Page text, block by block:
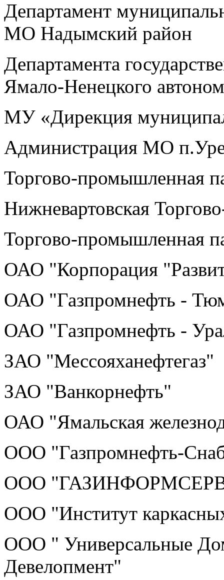
Департамент
МО Надымский район
Департамента
Ямало-Ненецкого
МУ «Дирекция
Администрация МО
Торгово-промышленная
Нижневартовская
Торгово-промышленная
ОАО "Корпорация
ОАО "Газпромнефть -
ОАО "Газпромнефть -
ЗАО "Мессояханефтегаз"
ЗАО "Ванкорнефть"
ОАО "Ямальская
ООО "Газпромнефть-
ООО
ООО "Институт
ООО " Универсальные
Девелопмент"